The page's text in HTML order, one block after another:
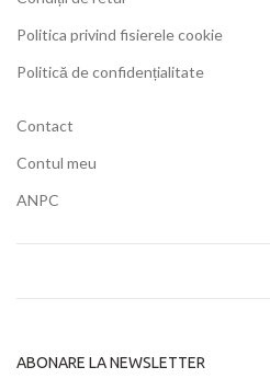
Politica privind fisierele cookie
Politică de confidențialitate
Contact
Contul meu
ANPC
ABONARE LA NEWSLETTER